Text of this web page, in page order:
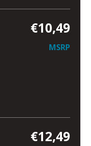
€10,49
MSRP
€12,49